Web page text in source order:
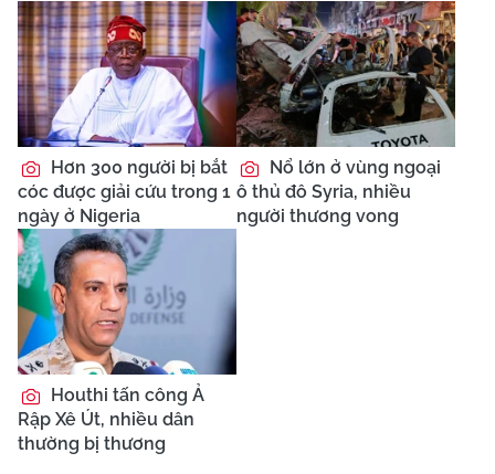
Hơn 300 người bị bắt
cóc được giải cứu trong 1
ngày ở Nigeria
Nổ lớn ở vùng ngoại
ô thủ đô Syria, nhiều
người thương vong
Houthi tấn công Ả
Rập Xê Út, nhiều dân
thường bị thương